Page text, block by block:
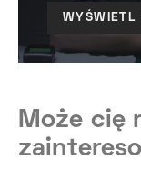
WYŚWIETL
Może cię